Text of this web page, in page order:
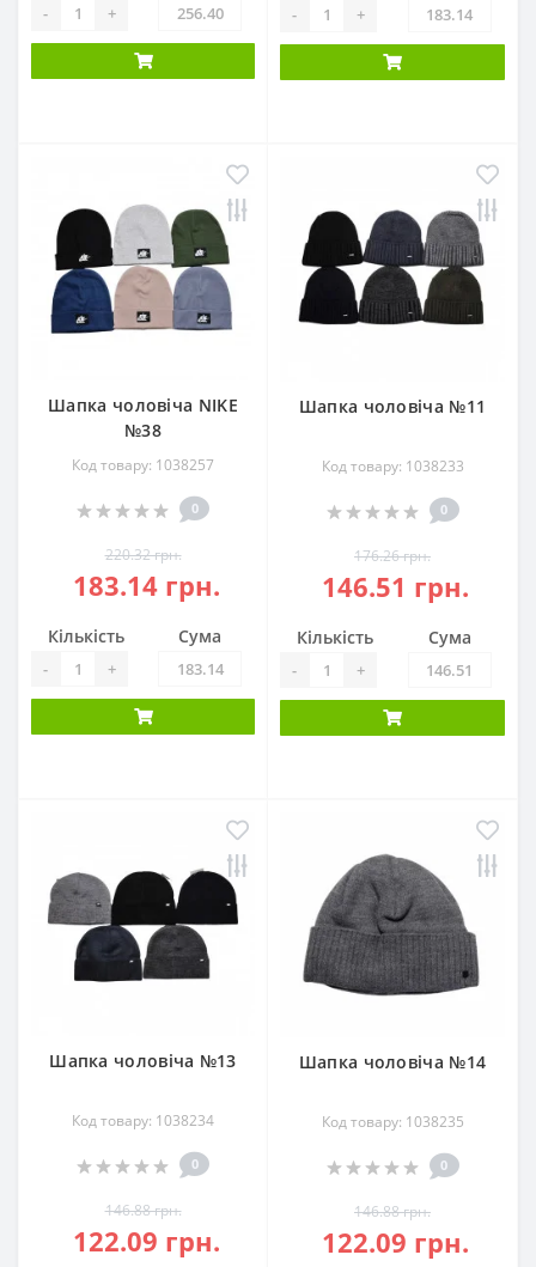
- + - +
Шапка чоловіча NIKE
№38
Код товару: 1038257
0
220.32 грн.
183.14 грн.
Кількість
- +
Сума
Шапка чоловіча №11
Код товару: 1038233
0
176.26 грн.
146.51 грн.
Кількість
- +
Сума
Шапка чоловіча №13
Код товару: 1038234
0
146.88 грн.
122.09 грн.
Шапка чоловіча №14
Код товару: 1038235
0
146.88 грн.
122.09 грн.